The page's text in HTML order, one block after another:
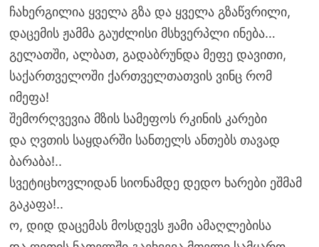
ჩახერგილია ყველა გზა და ყველა გზაწვრილი,
დაცემის ჟამმა გაუძლისი მსხვერპლი ინება…
გელათში, ალბათ, გადაბრუნდა მეფე დავითი,
საქართველოში ქართველთათვის ვინც რომ
იმეფა!
შემორღვევია მზის სამეფოს რკინის კარები
და ღვთის საყდარში სანთელს ანთებს თავად
ბარაბა!..
სვეტიცხოვლიდან სიონამდე დედო ხარები ეშმამ
გაკაფა!..
ო, დიდ დაცემას მოსდევს ჟამი ამაღლებისა